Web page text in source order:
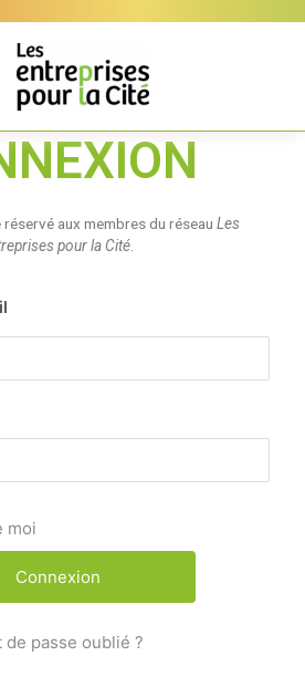
réservé aux membres du réseau Les
pour la Cité.
moi
de passe oublié ?